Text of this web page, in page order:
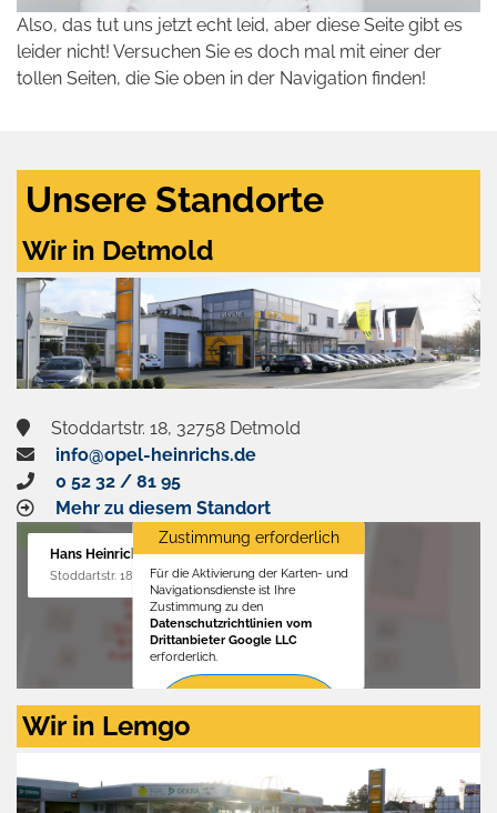
Also, das tut uns jetzt echt leid, aber diese Seite gibt es
leider nicht! Versuchen Sie es doch mal mit einer der
tollen Seiten, die Sie oben in der Navigation finden!
Unsere Standorte
Wir in Detmold
Stoddartstr. 18, 32758 Detmold
info@opel-heinrichs.de
0 52 32 / 81 95
Mehr zu diesem Standort
Hans Heinrichs GmbH
Stoddartstr. 18, 32758 Detmold
Zustimmung erforderlich
Für die Aktivierung der Karten- und
Navigationsdienste ist Ihre
Zustimmung zu den
Datenschutzrichtlinien vom
Drittanbieter Google LLC
erforderlich.
Zustimmen
aktivieren
Wir in Lemgo